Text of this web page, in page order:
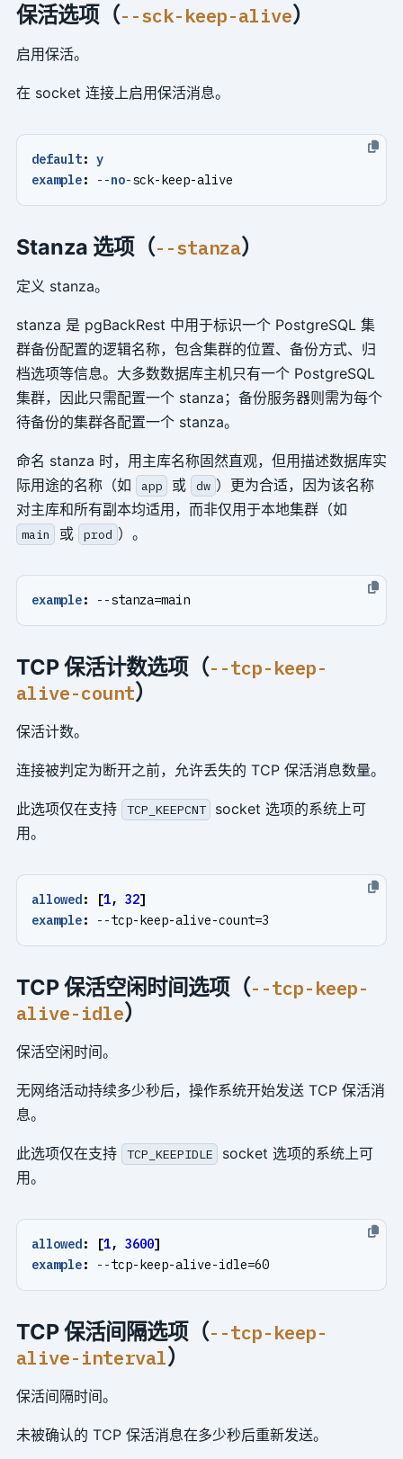
保活选项（--sck-keep-alive）
启用保活。
在 socket 连接上启用保活消息。
default: y
example: --no-sck-keep-alive
Stanza 选项（--stanza）
定义 stanza。
stanza 是 pgBackRest 中用于标识一个 PostgreSQL 集
群备份配置的逻辑名称，包含集群的位置、备份方式、归
档选项等信息。大多数数据库主机只有一个 PostgreSQL
集群，因此只需配置一个 stanza；备份服务器则需为每个
待备份的集群各配置一个 stanza。
命名 stanza 时，用主库名称固然直观，但用描述数据库实
际用途的名称（如
app 或 dw ）更为合适，因为该名称
对主库和所有副本均适用，而非仅用于本地集群（如
main 或 prod ）。
example: --stanza=main
TCP 保活计数选项（--tcp-keep-
alive-count）
保活计数。
连接被判定为断开之前，允许丢失的 TCP 保活消息数量。
此选项仅在支持 TCP_KEEPCNT
socket 选项的系统上可
用。
allowed: [1, 32]
example: --tcp-keep-alive-count=3
TCP 保活空闲时间选项（--tcp-keep-
alive-idle）
保活空闲时间。
无网络活动持续多少秒后，操作系统开始发送 TCP 保活消
息。
此选项仅在支持 TCP_KEEPIDLE
socket 选项的系统上可
用。
allowed: [1, 3600]
example: --tcp-keep-alive-idle=60
TCP 保活间隔选项（--tcp-keep-
alive-interval）
保活间隔时间。
未被确认的 TCP 保活消息在多少秒后重新发送。